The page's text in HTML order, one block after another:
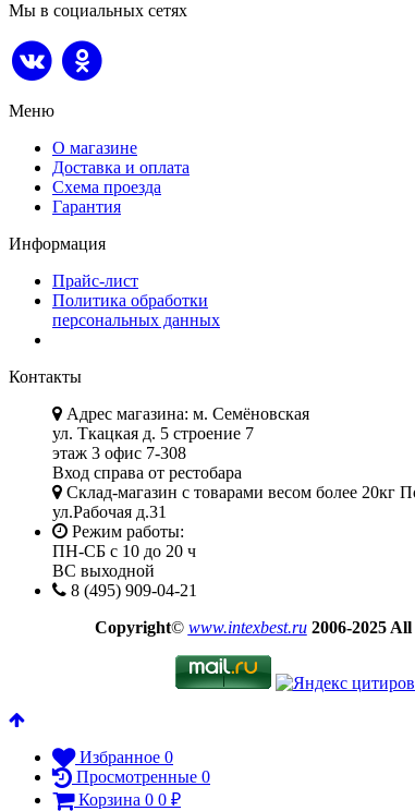
Мы в социальных сетях
Меню
О магазине
Доставка и оплата
Схема проезда
Гарантия
Информация
Прайс-лист
Политика обработки
персональных данных
Контакты
Адрес магазина: м. Семёновская
ул. Ткацкая д. 5 строение 7
этаж 3 офис 7-308
Вход справа от рестобара
Склад-магазин с товарами весом более 20кг
ул.Рабочая д.31
Режим работы:
ПН-СБ с 10 до 20 ч
ВС выходной
8 (495) 909-04-21
Copyright© www.intexbest.ru2006-2025
Избранное 0
Просмотренные 0
Корзина 0 0 ₽